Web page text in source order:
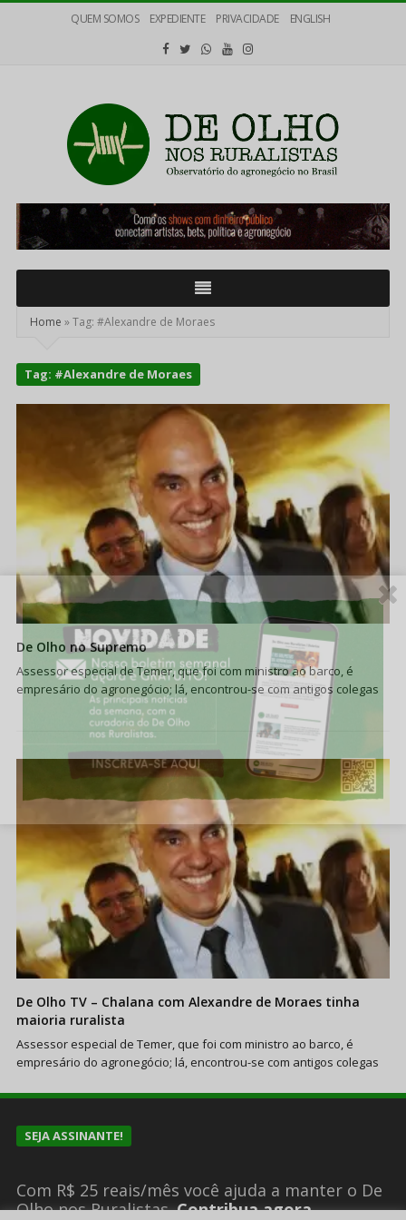
QUEM SOMOS EXPEDIENTE PRIVACIDADE ENGLISH
De
Olho
nos
Home »Tag: #Alexandre de Moraes
Tag: #Alexandre de Moraes
De Olho no Supremo
Assessor especial de Temer, que foi com ministro ao barco, é
empresário do agronegócio; lá, encontrou-se com antigos colegas
De Olho TV – Chalana com Alexandre de Moraes tinha
maioria ruralista
Assessor especial de Temer, que foi com ministro ao barco, é
empresário do agronegócio; lá, encontrou-se com antigos colegas
SEJA ASSINANTE!
Com R$ 25 reais/mês você ajuda a manter o De
Olho nos Ruralistas.Contribua agora